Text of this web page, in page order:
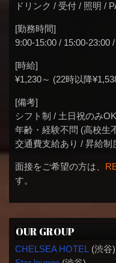
ドリンク / 受付 / 照明 /
[勤務時間]
9:00-15:00 / 15:00-23:00
[時給]
¥1,230～ (22時以降
[備考]
シフト制 / 土日祝のみOK
年齢・経験不問 (高校生
交通費支給あり / 昇給制
面接をご希望の方は、
す。
OUR GROUP
CHELSEA HOTEL (渋谷)